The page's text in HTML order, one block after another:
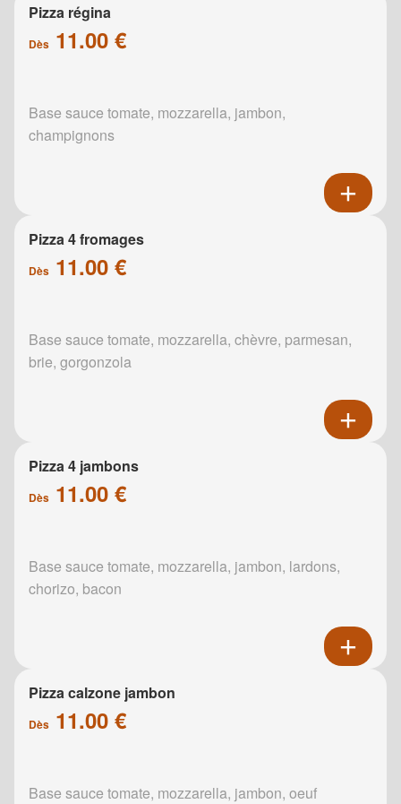
Pizza régina
Dès 11.00 €
Base sauce tomate, mozzarella, jambon,
champignons
Pizza 4 fromages
Dès 11.00 €
Base sauce tomate, mozzarella, chèvre, parmesan,
brie, gorgonzola
Pizza 4 jambons
Dès 11.00 €
Base sauce tomate, mozzarella, jambon, lardons,
chorizo, bacon
Pizza calzone jambon
Dès 11.00 €
Base sauce tomate, mozzarella, jambon, oeuf